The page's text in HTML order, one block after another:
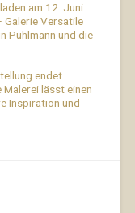
am 12. Juni
Galerie Versatile
Puhlmann und die
endet
Malerei lässt einen
Inspiration und